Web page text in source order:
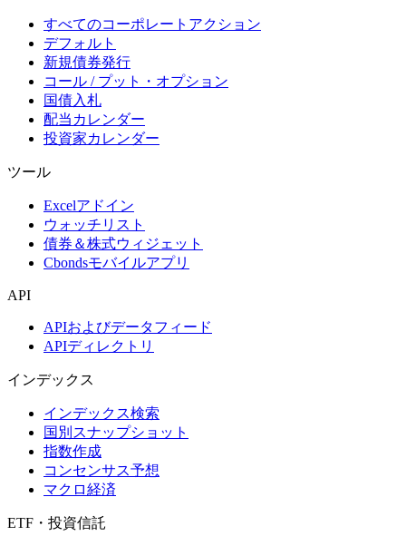
すべてのコーポレートアクション
デフォルト
新規債券発行
コール / プット・オプション
国債入札
配当カレンダー
投資家カレンダー
ツール
Excelアドイン
ウォッチリスト
債券＆株式ウィジェット
Cbondsモバイルアプリ
API
APIおよびデータフィード
APIディレクトリ
インデックス
インデックス検索
国別スナップショット
指数作成
コンセンサス予想
マクロ経済
ETF・投資信託